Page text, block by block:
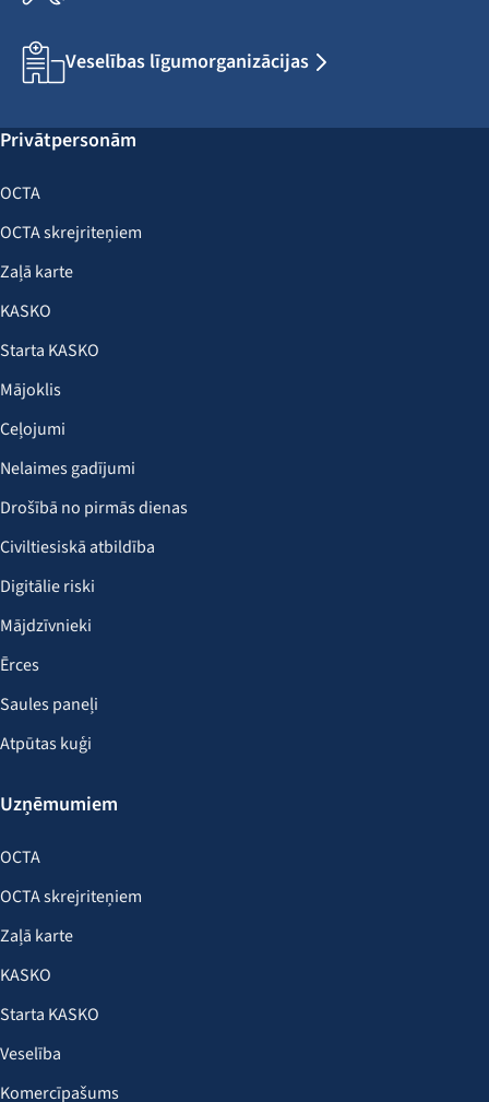
Veselības līgumorganizācijas
Privātpersonām
OCTA
OCTA skrejriteņiem
Zaļā karte
KASKO
Starta KASKO
Mājoklis
Ceļojumi
Nelaimes gadījumi
Drošībā no pirmās dienas
Civiltiesiskā atbildība
Digitālie riski
Mājdzīvnieki
Ērces
Saules paneļi
Atpūtas kuģi
Uzņēmumiem
OCTA
OCTA skrejriteņiem
Zaļā karte
KASKO
Starta KASKO
Veselība
Komercīpašums